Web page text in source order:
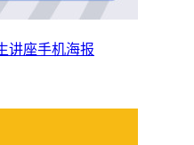
讲座手机海报